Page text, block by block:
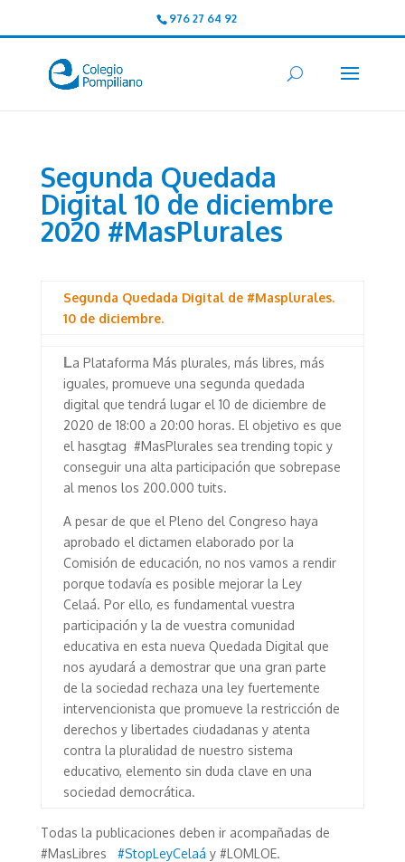
976 27 64 92
Segunda Quedada
Digital 10 de diciembre
2020 #MasPlurales
Segunda Quedada Digital de #Masplurales.
10 de diciembre.
La Plataforma Más plurales, más libres, más
iguales, promueve una segunda quedada
digital que tendrá lugar el 10 de diciembre de
2020 de 18:00 a 20:00 horas. El objetivo es que
el hasgtag #MasPlurales sea trending topic y
conseguir una alta participación que sobrepase
al menos los 200.000 tuits.
A pesar de que el Pleno del Congreso haya
aprobado el dictamen elaborado por la
Comisión de educación, no nos vamos a rendir
porque todavía es posible mejorar la Ley
Celaá. Por ello, es fundamental vuestra
participación y la de vuestra comunidad
educativa en esta nueva Quedada Digital que
nos ayudará a demostrar que una gran parte
de la sociedad rechaza una ley fuertemente
intervencionista que promueve la restricción de
derechos y libertades ciudadanas y atenta
contra la pluralidad de nuestro sistema
educativo, elemento sin duda clave en una
sociedad democrática.
Todas la publicaciones deben ir acompañadas de
#MasLibres #StopLeyCelaá y #LOMLOE.